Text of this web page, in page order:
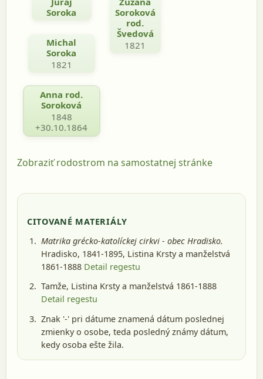
Soroka
Michal
Soroka
1821
Soroková
rod.
Švedová
1821
Anna rod.
Soroková
1848
+30.10.1864
Zobraziť rodostrom na samostatnej stránke
CITOVANÉ MATERIÁLY
Matrika grécko-katolíckej cirkvi - obec Hradisko.
Hradisko, 1841-1895, Listina Krsty a manželstvá
1861-1888 Detail regestu
Tamže, Listina Krsty a manželstvá 1861-1888
Detail regestu
Znak '-' pri dátume znamená dátum poslednej
zmienky o osobe, teda posledný známy dátum,
kedy osoba ešte žila.